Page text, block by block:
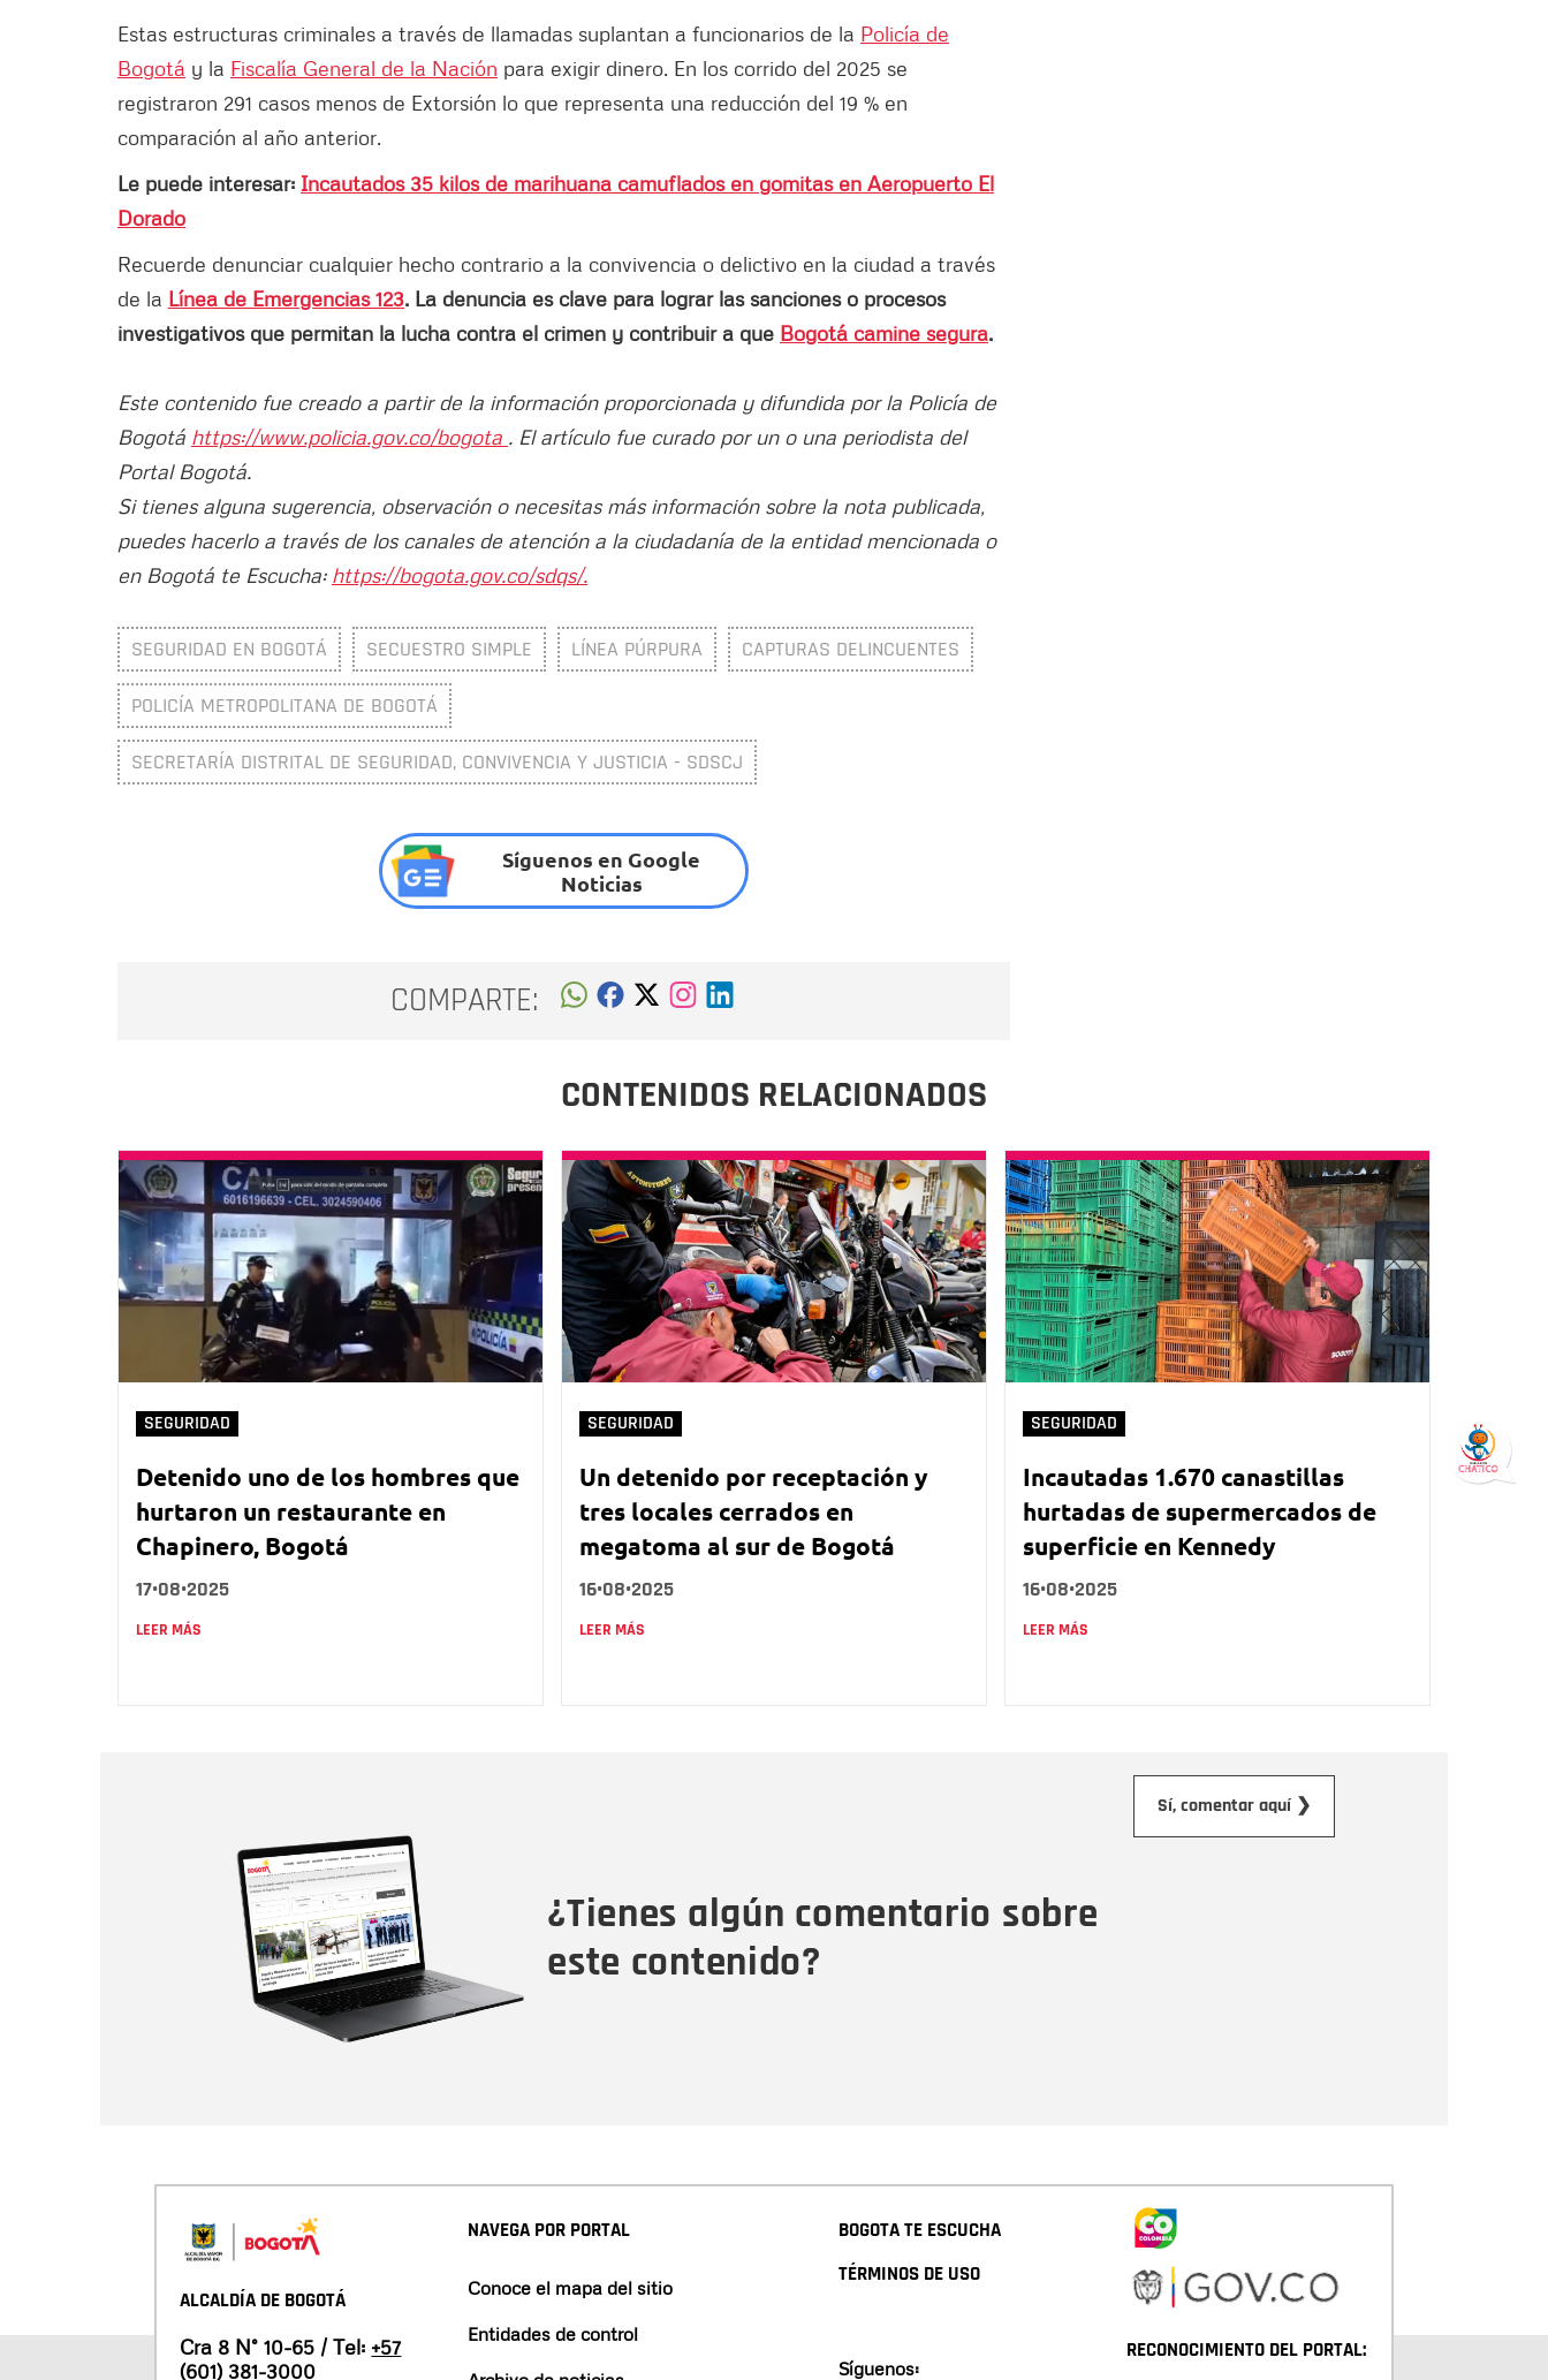
Estas estructuras criminales a través de llamadas suplantan a funcionarios de la Policía de
Bogotá y la Fiscalía General de la Nación para exigir dinero. En los corrido del 2025 se
registraron 291 casos menos de Extorsión lo que representa una reducción del 19 % en
comparación al año anterior.
Le puede interesar: Incautados 35 kilos de marihuana camuflados en gomitas en Aeropuerto El
Dorado
Recuerde denunciar cualquier hecho contrario a la convivencia o delictivo en la ciudad a través
de la Línea de Emergencias 123. La denuncia es clave para lograr las sanciones o procesos
investigativos que permitan la lucha contra el crimen y contribuir a que Bogotá camine segura.
Este contenido fue creado a partir de la información proporcionada y difundida por la Policía de
Bogotá https://www.policia.gov.co/bogota . El artículo fue curado por un o una periodista del
Portal Bogotá.
Si tienes alguna sugerencia, observación o necesitas más información sobre la nota publicada,
puedes hacerlo a través de los canales de atención a la ciudadanía de la entidad mencionada o
en Bogotá te Escucha: https://bogota.gov.co/sdqs/.
SEGURIDAD EN BOGOTÁ SECUESTRO SIMPLE LÍNEA PÚRPURA CAPTURAS DELINCUENTES
POLICÍA METROPOLITANA DE BOGOTÁ
SECRETARÍA DISTRITAL DE SEGURIDAD, CONVIVENCIA Y JUSTICIA - SDSCJ
Síguenos en Google
Noticias
COMPARTE:
CONTENIDOS RELACIONADOS
SEGURIDAD
Detenido uno de los hombres que
hurtaron un restaurante en
Chapinero, Bogotá
17•08•2025
LEER MÁS
SEGURIDAD
Un detenido por receptación y
tres locales cerrados en
megatoma al sur de Bogotá
16•08•2025
LEER MÁS
SEGURIDAD
Incautadas 1.670 canastillas
hurtadas de supermercados de
superficie en Kennedy
16•08•2025
LEER MÁS
¿Tienes algún comentario sobre
este contenido?
Sí, comentar aquí ❯
ALCALDÍA DE BOGOTÁ
Cra 8 N° 10-65 / Tel: +57
(601) 381-3000
NAVEGA POR PORTAL
Conoce el mapa del sitio
Entidades de control
BOGOTA TE ESCUCHA
TÉRMINOS DE USO
Síguenos:
RECONOCIMIENTO DEL PORTAL: